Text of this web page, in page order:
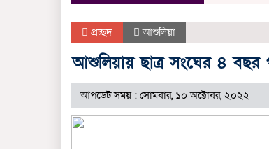
প্রচ্ছদ আশুলিয়া
আশুলিয়ায় ছাত্র সংঘের ৪ বছর
আপডেট সময় : সোমবার, ১০ অক্টোবর, ২০২২